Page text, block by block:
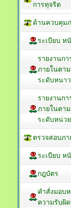
การทุจริต
ด้านควบคุม
ระเบียบ ห
รายงานก
ภายในตาม
ระดับหนา
รายงานก
ภายในตาม
ระดับหน่ว
ตรวจสอบภา
ระเบียบ ห
กฎบัตร
คำสั่งมอบ
ความรับผิ